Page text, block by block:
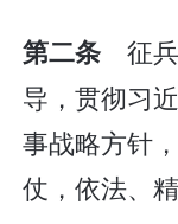
第二条 征
导，贯彻习
事战略方针
仗，依法、